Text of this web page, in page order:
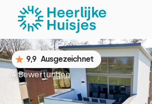
1
9,9 Ausgezeichnet
4 Bewertungen